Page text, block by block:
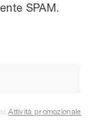
SPAM.
Attività promozionale